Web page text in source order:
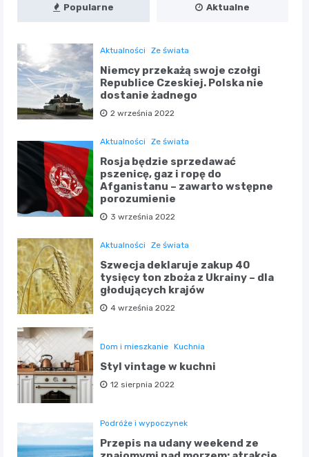
Popularne Aktualne
Aktualności Ze świata
Niemcy przekażą swoje czołgi
Republice Czeskiej. Polska nie
dostanie żadnego
2 września 2022
Aktualności Ze świata
Rosja będzie sprzedawać
pszenicę, gaz i ropę do
Afganistanu – zawarto wstępne
porozumienie
3 września 2022
Aktualności Ze świata
Szwecja deklaruje zakup 40
tysięcy ton zboża z Ukrainy – dla
głodujących krajów
4 września 2022
Dom i mieszkanie Kuchnia
Styl vintage w kuchni
12 sierpnia 2022
Podróże i wypoczynek
Przepis na udany weekend ze